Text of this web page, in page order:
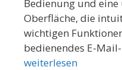
Bedienung und
Oberfläche, die
wichtigen
bedienendes E-
weiterlesen